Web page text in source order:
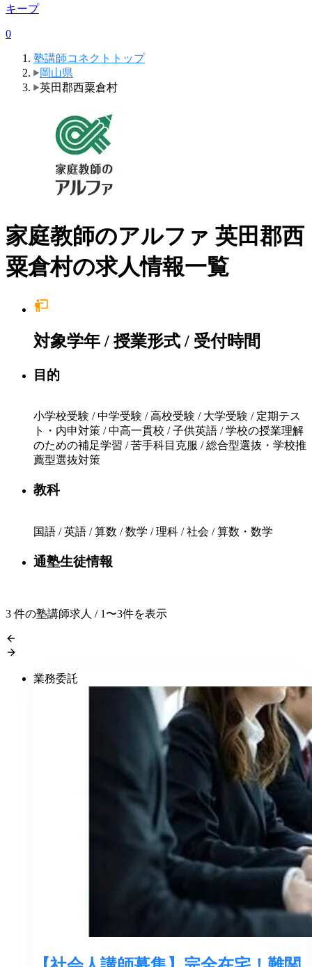
キープ
0
塾講師コネクトトップ
岡山県
英田郡西粟倉村
家庭教師のアルファ 英田郡西
粟倉村の求人情報一覧
対象学年 / 授業形式 / 受付時間
目的
小学校受験 / 中学受験 / 高校受験 / 大学受験 / 定期テス
ト・内申対策 / 中高一貫校 / 子供英語 / 学校の授業理解
のための補足学習 / 苦手科目克服 / 総合型選抜・学校推
薦型選抜対策
教科
国語 / 英語 / 算数 / 数学 / 理科 / 社会 / 算数・数学
通塾生徒情報
3 件の塾講師求人 / 1〜3件を表示
業務委託